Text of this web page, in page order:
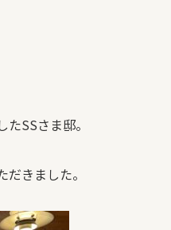
SSさま邸。
きました。